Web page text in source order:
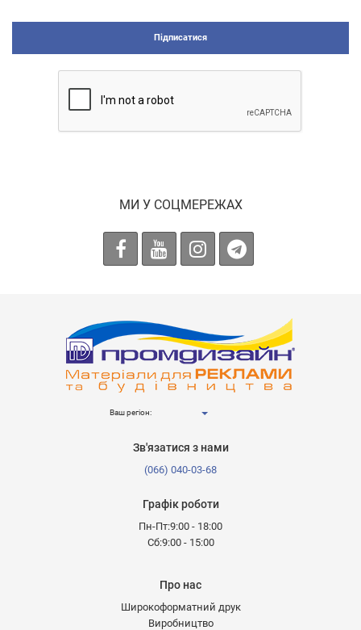
Підписатися
МИ У СОЦМЕРЕЖАХ
Ваш регіон:
Зв'язатися з нами
(066) 040-03-68
Графік роботи
Пн-Пт:9:00 - 18:00
Сб:9:00 - 15:00
Про нас
Широкоформатний друк
Виробництво